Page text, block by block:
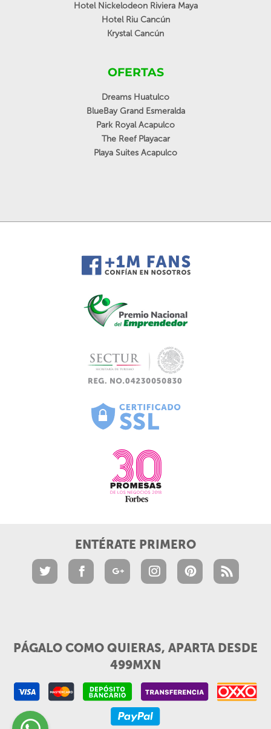
Hotel Nickelodeon Riviera Maya
Hotel Riu Cancún
Krystal Cancún
OFERTAS
Dreams Huatulco
BlueBay Grand Esmeralda
Park Royal Acapulco
The Reef Playacar
Playa Suites Acapulco
ENTÉRATE PRIMERO
PÁGALO COMO QUIERAS, APARTA DESDE
499MXN